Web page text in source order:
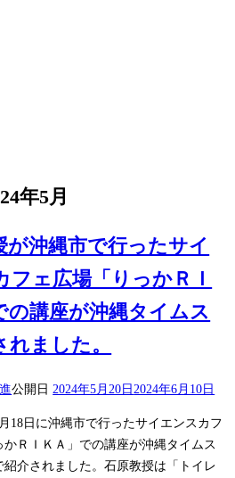
年5月
が沖縄市で行ったサイ
フェ広場「りっかＲＩ
の講座が沖縄タイムス
れました。
公開日 2024年5月20日2024年6月10日
18日に沖縄市で行ったサイエンスカフ
かＲＩＫＡ」での講座が沖縄タイムス
紹介されました。石原教授は「トイレ